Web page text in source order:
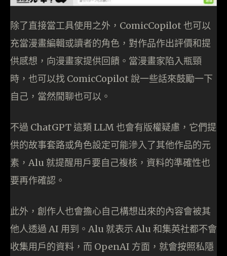
除了直接當工具使用之外，ComicCopilot 也可以
充當漫畫編輯或讀者的角色，對作品作出評價和提
供感想，向漫畫家提供回饋。當漫畫家陷入瓶頸
時，也可以找 ComicCopilot 說一些話來鼓勵一下
自己，當然閒聊也可以。
不過 ChatGPT 這類 LLM 也會有版權疑慮，它們提
供的故事套路或角色設定可能滲入了其他作品的元
素，Alu 就提醒用戶要自己複核，資料的準確性也
要再作確認。
此外，創作人也會擔心自己構想出來的內容會被其
他人透過 AI 用到。Alu 就表示 Alu 和集英社都不會
收集用戶的資料，而 OpenAI 方面，就會按照私隱